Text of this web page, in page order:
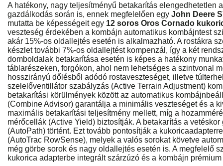
A hatékony, nagy teljesítményű betakarítás elengedhetetlen
gazdálkodás során is, ennek megfelelően egy John Deere
mutatta be képességeit egy 12 soros Oros Cornado
veszteség érdekében a kombájn automatikus kombájntest
akár 15%-os oldallejtés esetén is alkalmazható. A rostákra
készlet további 7%-os oldallejtést kompenzál, így a két
domboldalak betakarítása esetén is képes a hatékony
táblarészeken, forgókon, ahol nem lehetséges a szintvonal
hosszirányú dőlésből adódó rostaveszteséget, illetve
szelelőventillátor szabályzás (Active Terrain Adjustment)
betakarítási körülmények között az automatikus
(Combine Advisor) garantálja a minimális veszteséget és a
maximális betakarítási teljesítmény mellett, míg a
mérőcellák (Active Yield) biztosítják. A betakarítás a
(AutoPath) történt. Ezt tovább pontosítják a
(AutoTrac RowSense), melyek a valós sorokat követve
még görbe sorok és nagy oldallejtés esetén is. A megfelelő
kukorica adapterbe integrált szárzúzó és a kombájn